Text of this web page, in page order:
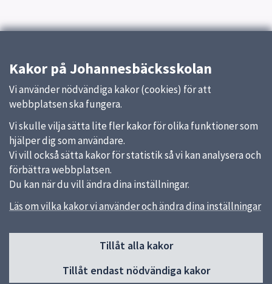
Kakor på Johannesbäcksskolan
Vi använder nödvändiga kakor (cookies) för att
webbplatsen ska fungera.
Vi skulle vilja sätta lite fler kakor för olika funktioner som
hjälper dig som användare.
Vi vill också sätta kakor för statistik så vi kan analysera och
förbättra webbplatsen.
Du kan när du vill ändra dina inställningar.
Läs om vilka kakor vi använder och ändra dina inställningar
Tillåt alla kakor
Tillåt endast nödvändiga kakor